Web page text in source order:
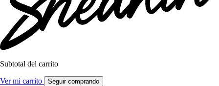
Subtotal del carrito
Ver mi carrito Seguir comprando